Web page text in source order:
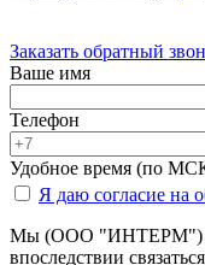
Заказать обратный
Ваше имя
Телефон
Удобное время (по
Я даю согласие на
Мы (ООО "ИНТЕРМ")
впоследствии